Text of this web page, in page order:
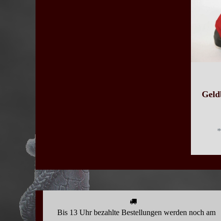
Bis 13 Uhr bezahlte Bestellungen werden noch am